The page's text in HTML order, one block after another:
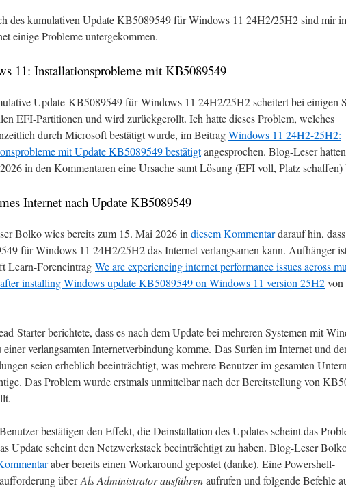
des kumulativen Update KB5089549 für Windows 11 24H2/25H2 sind mir
einige Probleme untergekommen.
11: Installationsprobleme mit KB5089549
Update KB5089549 für Windows 11 24H2/25H2 scheitert bei einigen
EFI-Partitionen und wird zurückgerollt. Ich hatte dieses Problem, welches
durch Microsoft bestätigt wurde, im BeitragWindows 11 24H2-25H2:
mit Update KB5089549 bestätigtangesprochen. Blog-Leser
in den Kommentaren eine Ursache samt Lösung (EFI voll, Platz schaffen)
Internet nach Update KB5089549
Bolko wies bereits zum 15. Mai 2026 in diesem Kommentardarauf hin,
für Windows 11 24H2/25H2 das Internet verlangsamen kann. Aufhänger
Learn-Foreneintrag We are experiencing internet performance issues across
installing Windows update KB5089549 on Windows 11 version 25H2von
Starter berichtete, dass es nach dem Update bei mehreren Systemen mit
verlangsamten Internetverbindung komme. Das Surfen im Internet und
seien erheblich beeinträchtigt, was mehrere Benutzer im gesamten
Das Problem wurde erstmals unmittelbar nach der Bereitstellung von
bestätigen den Effekt, die Deinstallation des Updates scheint das
Update scheint den Netzwerkstack beeinträchtigt zu haben. Blog-Leser
aber bereits einen Workaround gepostet (danke). Eine Powershell-
überAls Administrator ausführenaufrufen und folgende Befehle